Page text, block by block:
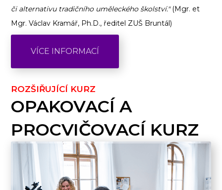
či alternativu tradičního uměleckého školství."(Mgr. et
Mgr. Václav Kramář, Ph.D., ředitel ZUŠ Bruntál)
VÍCE INFORMACÍ
ROZŠIŘUJÍCÍ KURZ
OPAKOVACÍ A
PROCVIČOVACÍ KURZ